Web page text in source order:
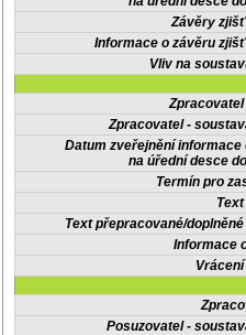
Závěry
Informace o závěru
Vliv na
Zpracovatel -
Datum zveřejnění informace
na úřední desce
Termín pro
Text přepracované/
Informace
Posuzovatel -